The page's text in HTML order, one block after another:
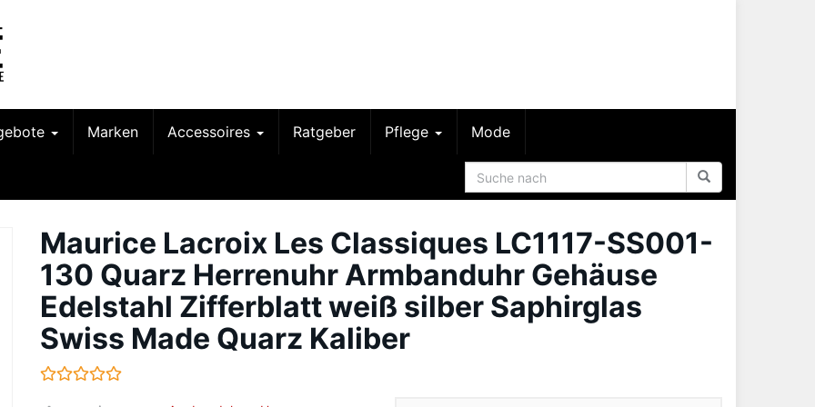
Marken Accessoires Ratgeber Pflege Mode
Maurice Lacroix Les Classiques LC1117-SS001-
130 Quarz Herrenuhr Armbanduhr Gehäuse
Edelstahl Zifferblatt weiß silber Saphirglas
Swiss Made Quarz Kaliber